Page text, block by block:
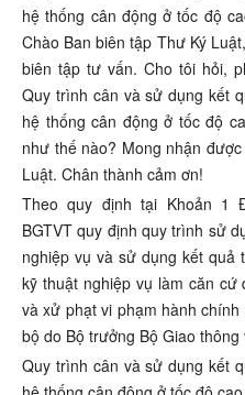
hệ thống cân động ở tốc độ
Chào Ban biên tập Thư Ký
biên tập tư vấn. Cho tôi hỏi,
Quy trình cân và sử dụng kết
hệ thống cân động ở tốc độ
như thế nào? Mong nhận
Luật. Chân thành cảm ơn!
Theo quy định tại Khoản 1
BGTVT quy định quy trình sử
nghiệp vụ và sử dụng kết
kỹ thuật nghiệp vụ làm căn
và xử phạt vi phạm hành
bộ do Bộ trưởng Bộ Giao
Quy trình cân và sử dụng kết